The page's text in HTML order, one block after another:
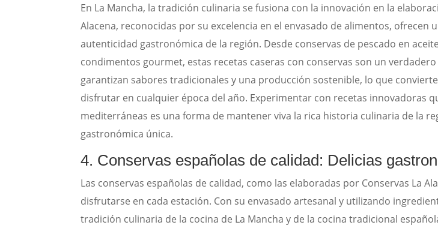
En La Mancha, la tradición culinaria se fusiona con la innovación en la
Alacena, reconocidas por su excelencia en el envasado de alimentos,
autenticidad gastronómica de la región. Desde conservas de pescado en
condimentos gourmet, estas recetas caseras con conservas son un
garantizan sabores tradicionales y una producción sostenible, lo que
disfrutar en cualquier época del año. Experimentar con recetas innovadoras
mediterráneas es una forma de mantener viva la rica historia culinaria de la
gastronómica única.
4. Conservas españolas de calidad: Delicias
Las conservas españolas de calidad, como las elaboradas por Conservas La
disfrutarse en cada estación. Con su envasado artesanal y utilizando
tradición culinaria de la cocina de La Mancha y de la cocina tradicional